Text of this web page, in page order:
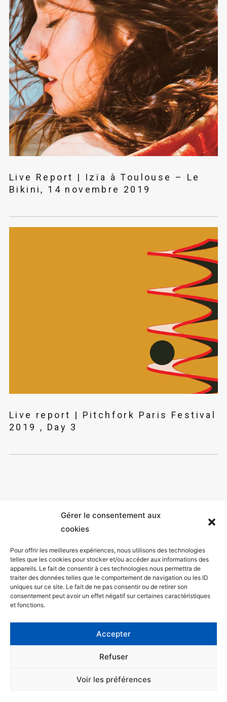
Gérer le consentement aux
cookies
Pour offrir les meilleures expériences, nous utilisons des technologies
telles que les cookies pour stocker et/ou accéder aux informations des
appareils. Le fait de consentir à ces technologies nous permettra de
traiter des données telles que le comportement de navigation ou les ID
uniques sur ce site. Le fait de ne pas consentir ou de retirer son
consentement peut avoir un effet négatif sur certaines caractéristiques
et fonctions.
Accepter
Refuser
Voir les préférences
Live Report | Izïa à Toulouse – Le
Bikini, 14 novembre 2019
Live report | Pitchfork Paris Festival
2019 , Day 3
Mentions légales
Politique de confidentialité